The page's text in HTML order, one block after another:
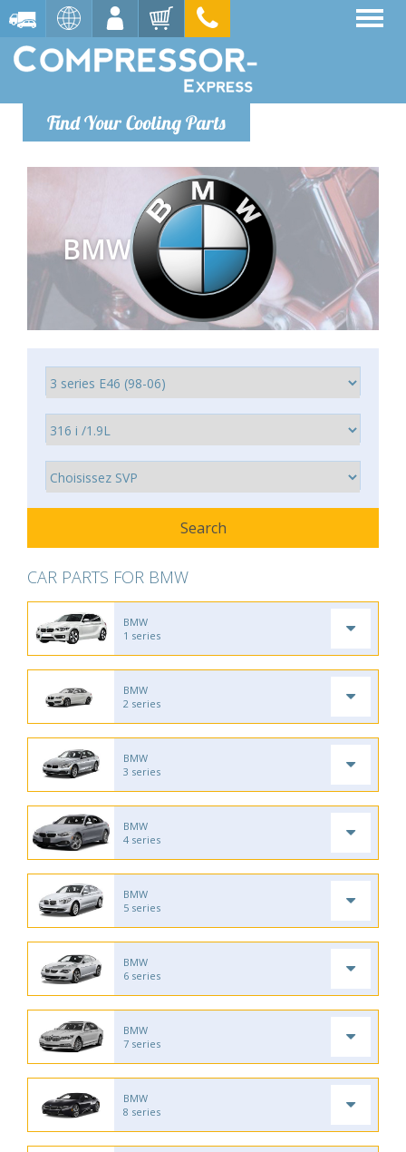
Find Your Cooling Parts
BMW
CAR PARTS FOR BMW
BMW
1 series
BMW
2 series
BMW
3 series
BMW
4 series
BMW
5 series
BMW
6 series
BMW
7 series
BMW
8 series